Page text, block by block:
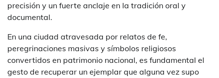
precisión y un fuerte anclaje en la tradición oral y
documental.
En una ciudad atravesada por relatos de fe,
peregrinaciones masivas y símbolos religiosos
convertidos en patrimonio nacional, es fundamental el
gesto de recuperar un ejemplar que alguna vez supo